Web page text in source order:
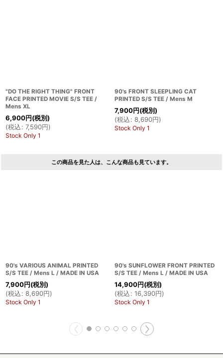
"DO THE RIGHT THING" FRONT
FACE PRINTED MOVIE S/S TEE /
Mens XL
6,900円(税別)
(税込: 7,590円)
Stock Only 1
90's FRONT SLEEPLING CAT
PRINTED S/S TEE / Mens M
7,900円(税別)
(税込: 8,690円)
Stock Only 1
この商品を見た人は、こんな商品も見ています。
90's VARIOUS ANIMAL PRINTED
S/S TEE / Mens L / MADE IN USA
7,900円(税別)
(税込: 8,690円)
Stock Only 1
90's SUNFLOWER FRONT PRINTED
S/S TEE / Mens L / MADE IN USA
14,900円(税別)
(税込: 16,390円)
Stock Only 1